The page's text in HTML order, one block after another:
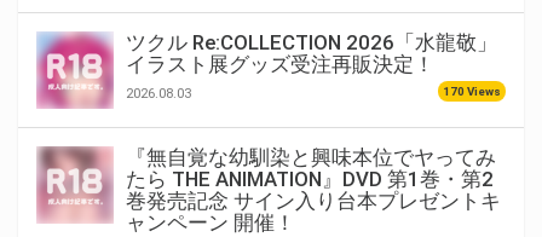
ツクル Re:COLLECTION 2026「水龍敬」
イラスト展グッズ受注再販決定！
2026.08.03 170 Views
『無自覚な幼馴染と興味本位でヤってみ
たら THE ANIMATION』DVD 第1巻・第2
巻発売記念 サイン入り台本プレゼントキ
ャンペーン 開催！